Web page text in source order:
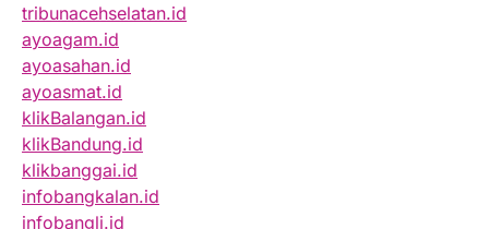
tribunacehselatan.id
ayoagam.id
ayoasahan.id
ayoasmat.id
klikBalangan.id
klikBandung.id
klikbanggai.id
infobangkalan.id
infobangli.id